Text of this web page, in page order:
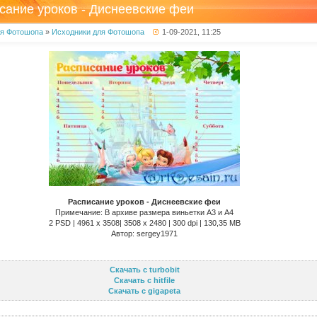
уроков - Диснеевские феи
Фотошопа » Исходники для Фотошопа 1-09-2021, 11:25
Расписание уроков - Диснеевские феи
Примечание: В архиве размера виньетки А3 и А4
2 PSD | 4961 x 3508| 3508 x 2480 | 300 dpi | 130,35 MB
Автор: sergey1971
Скачать с turbobit
Скачать с hitfile
Скачать с gigapeta